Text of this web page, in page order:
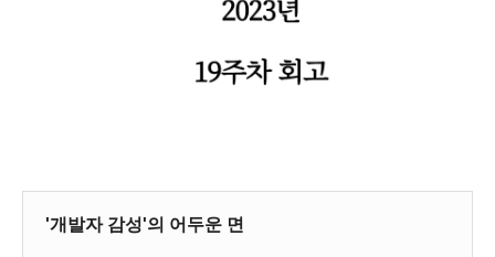
'개발자 감성'의 어두운 면